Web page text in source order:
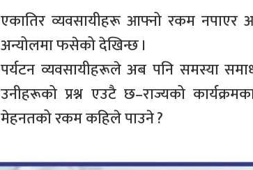
एकातिर व्यवसायीहरू आफ्नो रकम नपाएर
अन्योलमा फसेको देखिन्छ ।
पर्यटन व्यवसायीहरूले अब पनि समस्या
उनीहरूको प्रश्न एउटै छ–राज्यको
मेहनतको रकम कहिले पाउने ?